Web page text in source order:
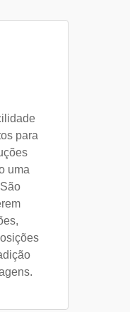
para
uma